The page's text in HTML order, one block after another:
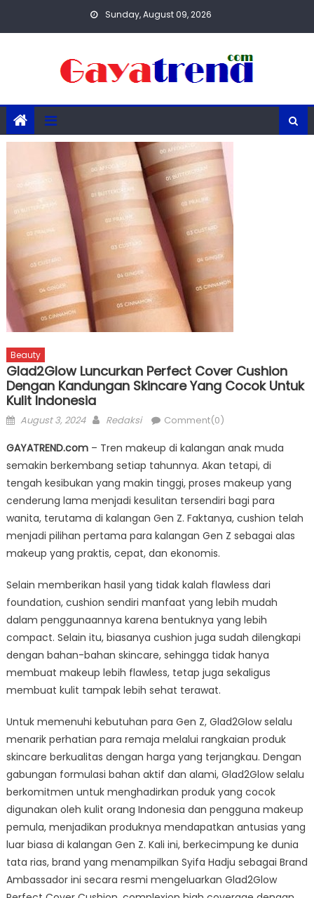
Sunday, August 09, 2026
Beauty
Glad2Glow Luncurkan Perfect Cover Cushion
Dengan Kandungan Skincare Yang Cocok Untuk
Kulit Indonesia
Posted
August 3, 2024 Author
Redaksi Comment(0)
GAYATREND.com– Tren makeup di kalangan anak muda
semakin berkembang setiap tahunnya. Akan tetapi, di
tengah kesibukan yang makin tinggi, proses makeup yang
cenderung lama menjadi kesulitan tersendiri bagi para
wanita, terutama di kalangan Gen Z. Faktanya, cushion telah
menjadi pilihan pertama para kalangan Gen Z sebagai alas
makeup yang praktis, cepat, dan ekonomis.
Selain memberikan hasil yang tidak kalah flawless dari
foundation, cushion sendiri manfaat yang lebih mudah
dalam penggunaannya karena bentuknya yang lebih
compact. Selain itu, biasanya cushion juga sudah dilengkapi
dengan bahan-bahan skincare, sehingga tidak hanya
membuat makeup lebih flawless, tetap juga sekaligus
membuat kulit tampak lebih sehat terawat.
Untuk memenuhi kebutuhan para Gen Z, Glad2Glow selalu
menarik perhatian para remaja melalui rangkaian produk
skincare berkualitas dengan harga yang terjangkau. Dengan
gabungan formulasi bahan aktif dan alami, Glad2Glow selalu
berkomitmen untuk menghadirkan produk yang cocok
digunakan oleh kulit orang Indonesia dan pengguna makeup
pemula, menjadikan produknya mendapatkan antusias yang
luar biasa di kalangan Gen Z. Kali ini, berkecimpung ke dunia
tata rias, brand yang menampilkan Syifa Hadju sebagai Brand
Ambassador ini secara resmi mengeluarkan Glad2Glow